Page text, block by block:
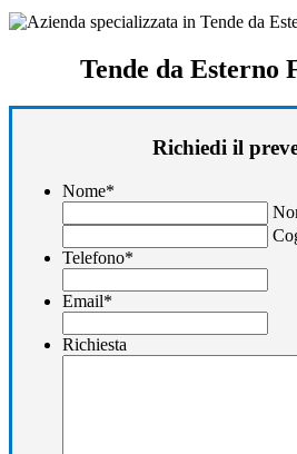
Tende da Esterno
Richiedi il
Nome*
Telefono*
Email*
Richiesta